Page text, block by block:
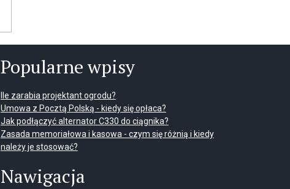
Popularne wpisy
Ile zarabia projektant ogrodu?
Umowa z Pocztą Polską - kiedy się opłaca?
Jak podłączyć alternator C330 do ciągnika?
Zasada memoriałowa i kasowa - czym się różnią i kiedy
należy je stosować?
Nawigacja